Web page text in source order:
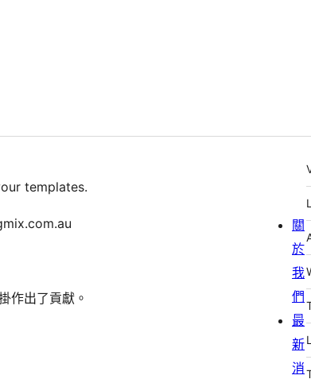
templates.
作出了貢獻。
關
於
我
們
最
新
消